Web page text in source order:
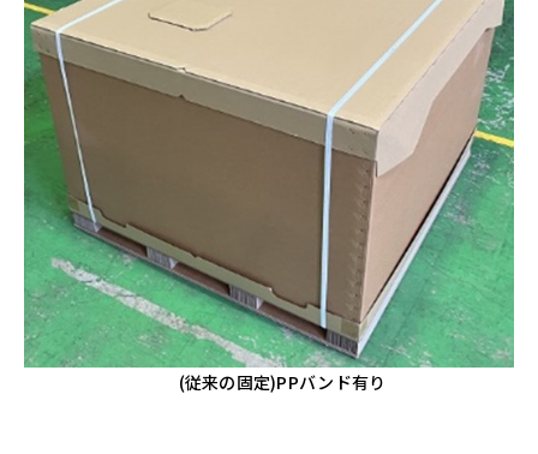
(従来の固定)PPバンド有り